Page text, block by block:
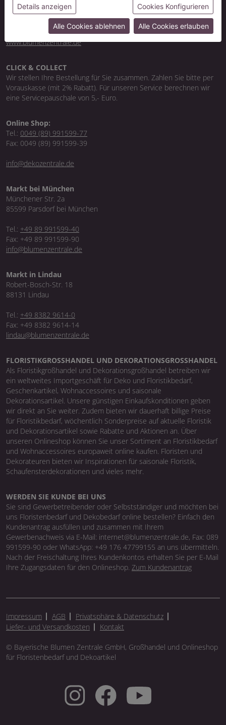
Besuchen Sie unsere Abholmärkte Neben unseren Onlineangebot
finden Sie dort auch ein riesiges Sortiment an tagesaktueller Ware
und Schnittblumen.
www.blumenzentrale.de
CLICK & COLLECT
Wir stellen Ihre Bestellung für Sie zusammen. Zahlen Sie bitte per
Vorauskasse (mit 2% Rabatt). Für unseren Service berechnen wir
eine Servicepauschale von 5,- Euro.
Online Shop:
Tel.: 0049 (89) 991599-77
Fax: 0049 (89) 991599-39
info@dekozentrale.de
Markt bei München
Münchener Str. 2a
85599 Parsdorf bei München
Tel.: +49 89 991599-40
Fax: +49 89 991599-90
info@blumenzentrale.de
Markt in Lindau
Robert-Bosch-Str. 18
88131 Lindau
Tel.: +49 8382 9614-0
Fax: +49 8382 9614-14
lindau@blumenzentrale.de
FLORISTIKGROSSHANDEL UND DEKORATIONSGROSSHANDEL
Als Floristikgroßhandel und Dekorationsgroßhandel betreiben wir
ein weltweites Importgeschäft für Deko und Floristikbedarf,
Geschenkartikel, Wohnaccessoires und saisonale
Dekorationsartikel. Unsere günstigen Einkaufskonditionen geben
wir direkt an Sie weiter. Zudem bieten wir dauerhaft billige Preise
für Floristikbedarf, wöchentlich Sonderpreise auf aktuelle Floristik
und Dekorationsartikel sowie Rabatte und Aktionen an. Über
unseren Onlineshop können Sie unser Sortiment an Floristikbedarf
und Wohnaccessoires europaweit online kaufen. Floristen und
Dekorateuren bieten wir Inspirationen für saisonale Floristik,
Schaufensterdekorationen und vieles mehr.
WERDEN SIE KUNDE BEI UNS
Sie sind Gewerbetreibender oder Selbstständiger und möchten bei
uns Floristenbedarf und Dekobedarf online bestellen? Einfach den
Kundenantrag ausfüllen und zusammen mit Ihrem
Gewerbenachweis via E-Mail: internet@blumenzentrale.de, Fax: 089
991599-90 oder WhatsApp: +49 176 47799155 an uns übermitteln.
Nach der Freischaltung Ihres Kundenkontos erhalten Sie per E-Mail
Ihre Zugangsdaten für den Onlineshop. Zum Kundenantrag
Impressum AGB
Privatsphäre & Datenschutz
Liefer- und Versandkosten
Kontakt
© Bayerische Blumen Zentrale GmbH, Großhandel und Onlineshop
für Floristenbedarf und Dekoartikel
Einwilligung zu unseren Cookies.
Details anzeigen Cookies Konfigurieren
Alle Cookies ablehnen Alle Cookies erlauben